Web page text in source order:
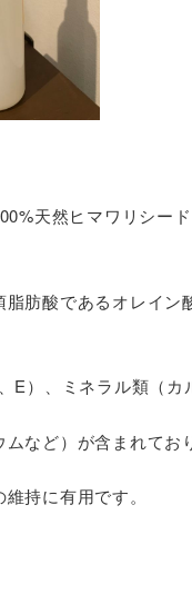
天然ヒマワリシー
脂肪酸であるオレイン
E）、ミネラル類（カ
ムなど）が含まれてお
持に有用です。